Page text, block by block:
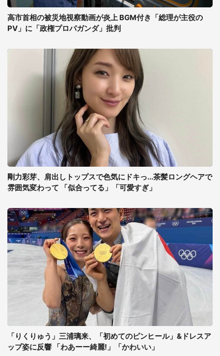
高市首相の被災地視察動画が炎上 BGM付き「総理が主役の
PV」に「政権プロパガンダ」批判
剛力彩芽、肩出しトップスで色気にドキっ...茶髪ロングヘアで
雰囲気変わって 「似合ってる」「可愛すぎ」
「りくりゅう」三浦璃来、「初めてのピンヒール」&ドレスア
ップ姿に反響 「わあーー綺麗!」「かわいい」